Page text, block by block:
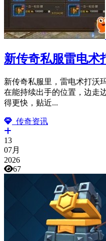
新传奇私服雷电术
新传奇私服里，雷电术打沃
在能持续出手的位置，边走
得更快，贴近...
传奇资讯
13
07月
2026
67